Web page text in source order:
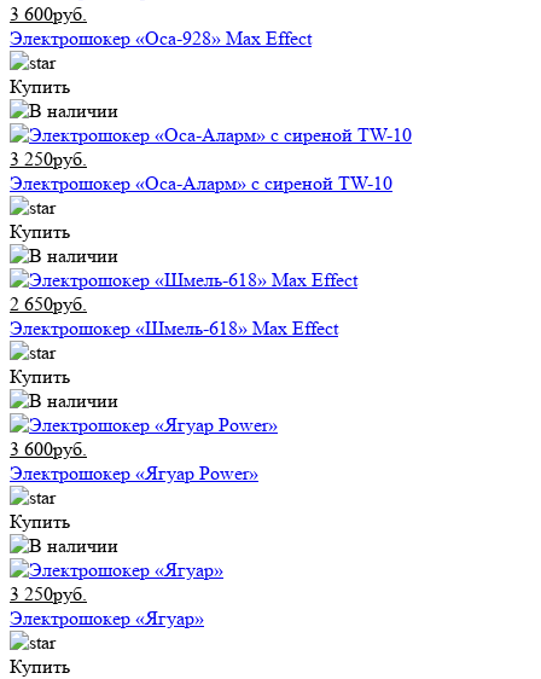
3 600руб.
Электрошокер «Оса-928» Max Effect
Купить
3 250руб.
Электрошокер «Оса-Аларм» с сиреной TW-10
Купить
2 650руб.
Электрошокер «Шмель-618» Max Effect
Купить
3 600руб.
Электрошокер «Ягуар Power»
Купить
3 250руб.
Электрошокер «Ягуар»
Купить